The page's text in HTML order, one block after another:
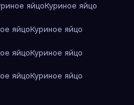
яйцоКуриное яйцо
яйцоКуриное яйцо
яйцоКуриное яйцо
яйцоКуриное яйцо